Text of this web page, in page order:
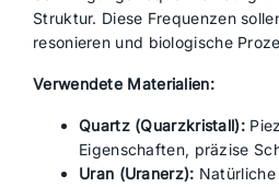
Struktur. Diese Frequenzen
resonieren und biologische
Verwendete Materialien:
Quartz (Quarzkristall):
Eigenschaften, präzise
Uran (Uranerz):